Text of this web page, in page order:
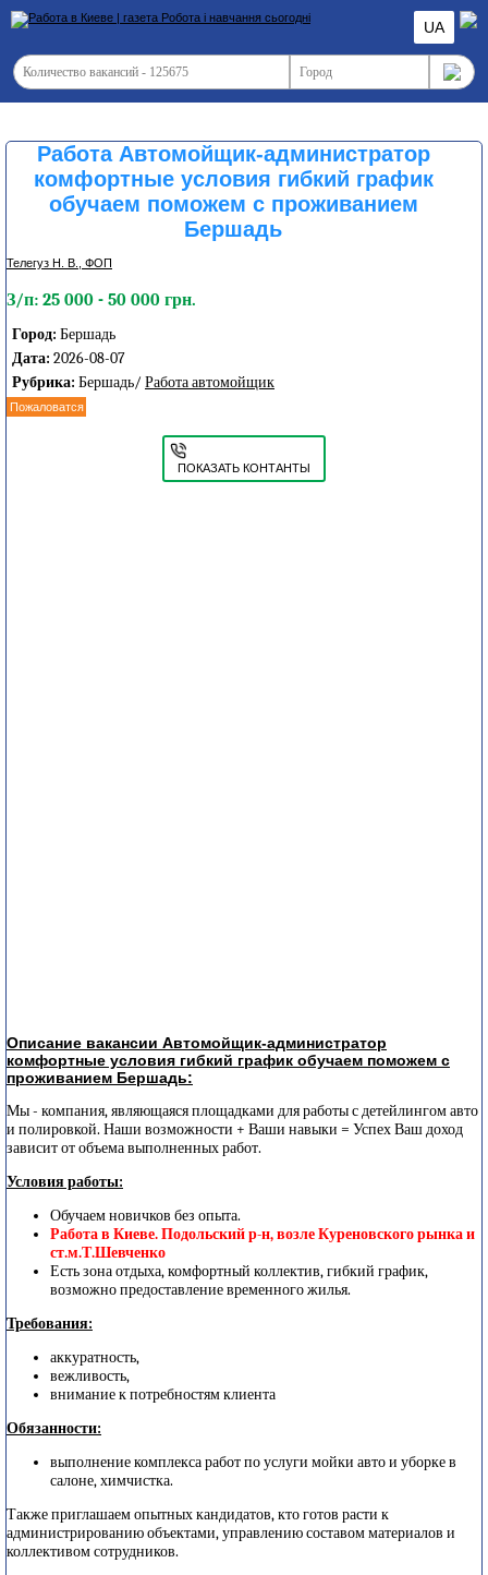
UA
Работа Автомойщик-администратор
комфортные условия гибкий график
обучаем поможем с проживанием
Бершадь
Телегуз Н. В., ФОП
З/п: 25 000 - 50 000 грн.
Город: Бершадь
Дата: 2026-08-07
Рубрика: Бершадь/ Работа автомойщик
Пожаловатся
ПОКАЗАТЬ КОНТАНТЫ
Описание вакансии Автомойщик-администратор
комфортные условия гибкий график обучаем поможем с
проживанием Бершадь:
Мы - компания, являющаяся площадками для работы с детейлингом авто
и полировкой. Наши возможности + Ваши навыки = Успех Ваш доход
зависит от объема выполненных работ.
Условия работы:
Обучаем новичков без опыта.
Работа в Киеве. Подольский р-н, возле Куреновского рынка и
ст.м.Т.Шевченко
Есть зона отдыха, комфортный коллектив, гибкий график,
возможно предоставление временного жилья.
Требования:
аккуратность,
вежливость,
внимание к потребностям клиента
Обязанности:
выполнение комплекса работ по услуги мойки авто и уборке в
салоне, химчистка.
Также приглашаем опытных кандидатов, кто готов расти к
администрированию объектами, управлению составом материалов и
коллективом сотрудников.